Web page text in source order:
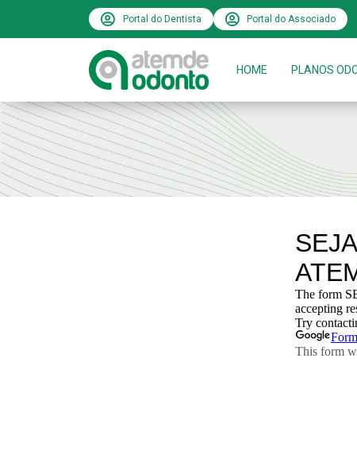
Portal do Dentista Portal do Associado
HOME PLANOS